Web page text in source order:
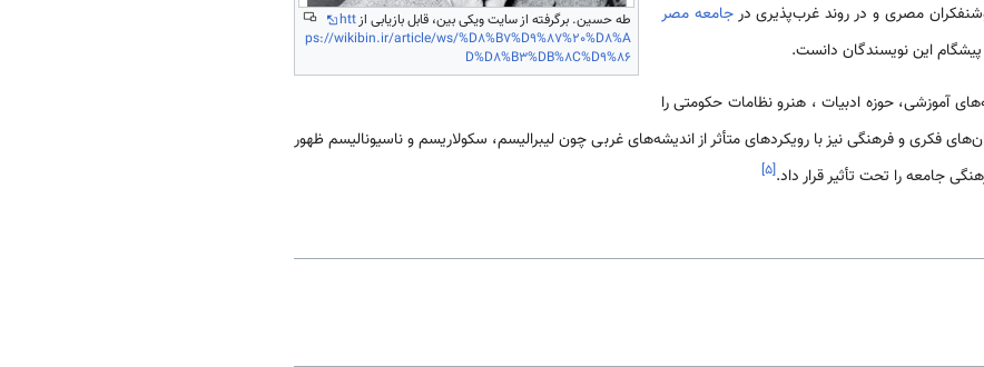
طه حسین. برگرفته از سایت ویکی بین، قابل بازیابی ازhtt
ps://wikibin.ir/article/ws/%D8%B7%D9%87%20%D8%A
D%D8%B3%DB%8C%D9%86
مصری و در روند غرب­‌پذیری درجامعه مصر
پیشگام این نویسندگان دانست.
آموزشی، حوزه ادبیات ، هنرو نظامات حکومتی را
فکری و فرهنگی نیز با رویکردهای متأثر از اندیشه­‌های غربی چون لیبرالیسم، سکولاریسم و ناسیونالیسم ظهور
جامعه را تحت تأثیر قرار داد.[۵]